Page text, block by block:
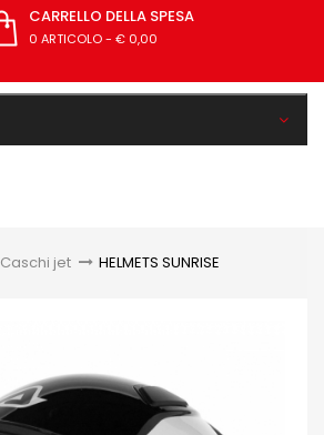
CARRELLO DELLA SPESA
0 ARTICOLO- € 0,00
Caschi jet > HELMETS SUNRISE